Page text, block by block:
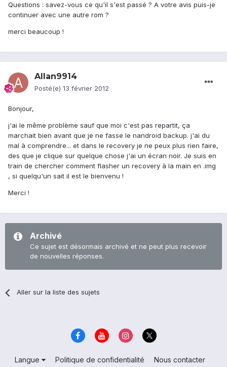
Questions : savez-vous ce qu'il s'est passé ? A votre avis puis-je
continuer avec une autre rom ?
merci beaucoup !
Allan9914
Posté(e) 13 février 2012
Bonjour,
j'ai le même problème sauf que moi c'est pas repartit, ça
marchait bien avant que je ne fasse le nandroid backup. j'ai du
mal à comprendre... et dans le recovery je ne peux plus rien faire,
des que je clique sur quelque chose j'ai un écran noir. Je suis en
train de chercher comment flasher un recovery à la main en .img
, si quelqu'un sait il est le bienvenu !
Merci !
Archivé
Ce sujet est désormais archivé et ne peut plus recevoir
de nouvelles réponses.
Aller sur la liste des sujets
Langue Politique de confidentialité
Nous contacter